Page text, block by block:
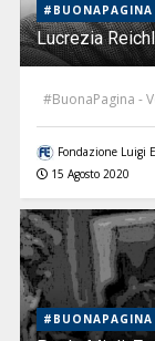
#BUONAPAGINA
Lucrezia
#BuonaPagina -
Fondazione Luigi
15 Agosto 2020
#BUONAPAGINA